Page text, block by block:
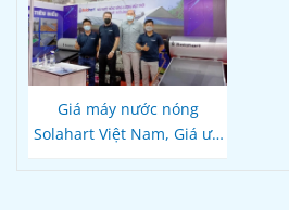
Giá máy nước nóng
Solahart Việt Nam, Giá ưu